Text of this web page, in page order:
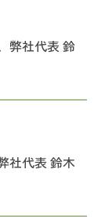
弊社代表 鈴
社代表 鈴木